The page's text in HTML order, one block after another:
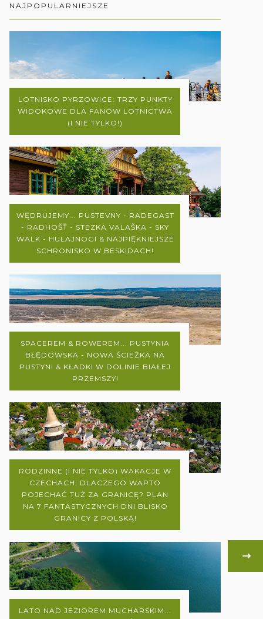
NAJPOPULARNIEJSZE
LOTNISKO PYRZOWICE: TRZY PUNKTY
WIDOKOWE DLA FANÓW LOTNICTWA
(I NIE TYLKO!)
WĘDRUJEMY... PUSTEVNY - RADEGAST
- RADHOŠŤ - STEZKA VALAŠKA - SKY
WALK - HULAJNOGI & NAJPIĘKNIEJSZE
SCHRONISKO W BESKIDACH!
SPACEREM & ROWEREM... PUSTYNIA
BŁĘDOWSKA - NOWA ŚCIEŻKA NA
PUSTYNI & KŁADKI W DOLINIE BIAŁEJ
PRZEMSZY!
RODZINNE (I NIE TYLKO) WAKACJE W
CZECHACH: DLACZEGO WARTO
POJECHAĆ TUŻ ZA GRANICĘ? PLAN
NA 7 FANTASTYCZNYCH DNI BLISKO
GRANICY Z POLSKĄ!
LATO NAD JEZIOREM MUCHARSKIM...